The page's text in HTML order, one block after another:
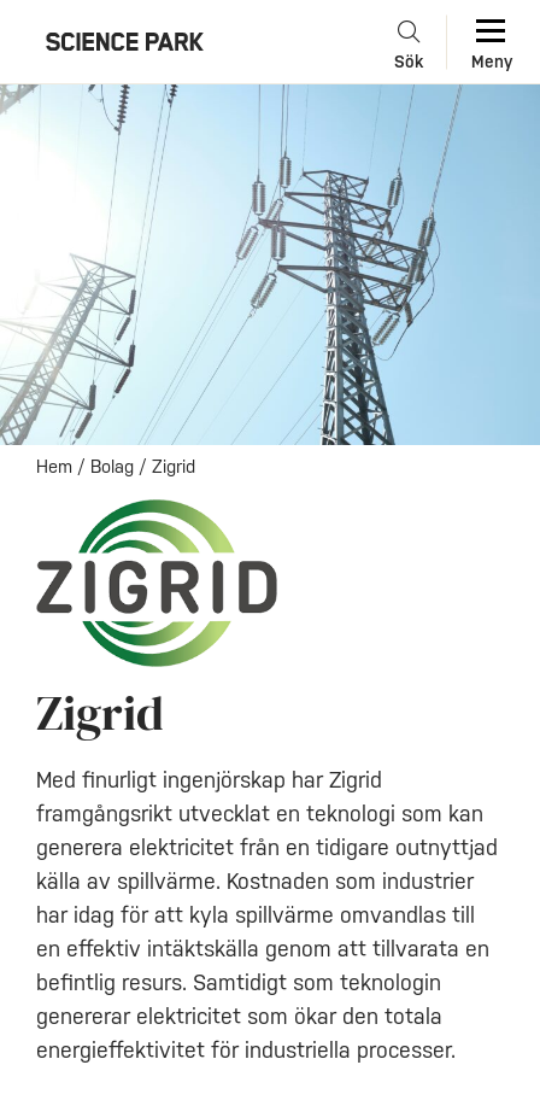
Sök Meny
Hem / Bolag / Zigrid
Zigrid
Med finurligt ingenjörskap har Zigrid
framgångsrikt utvecklat en teknologi som kan
generera elektricitet från en tidigare outnyttjad
källa av spillvärme. Kostnaden som industrier
har idag för att kyla spillvärme omvandlas till
en effektiv intäktskälla genom att tillvarata en
befintlig resurs. Samtidigt som teknologin
genererar elektricitet som ökar den totala
energieffektivitet för industriella processer.